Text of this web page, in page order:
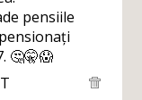
pensiile
🤔🤫😱